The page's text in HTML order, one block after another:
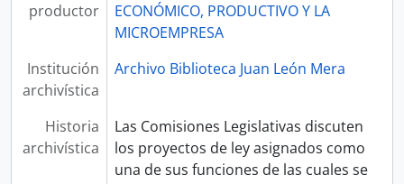
productor
ECONÓMICO, PRODUCTIVO Y LA
MICROEMPRESA
Institución
archivística
Archivo Biblioteca Juan León Mera
Historia
archivística
Las Comisiones Legislativas discuten
los proyectos de ley asignados como
una de sus funciones de las cuales se